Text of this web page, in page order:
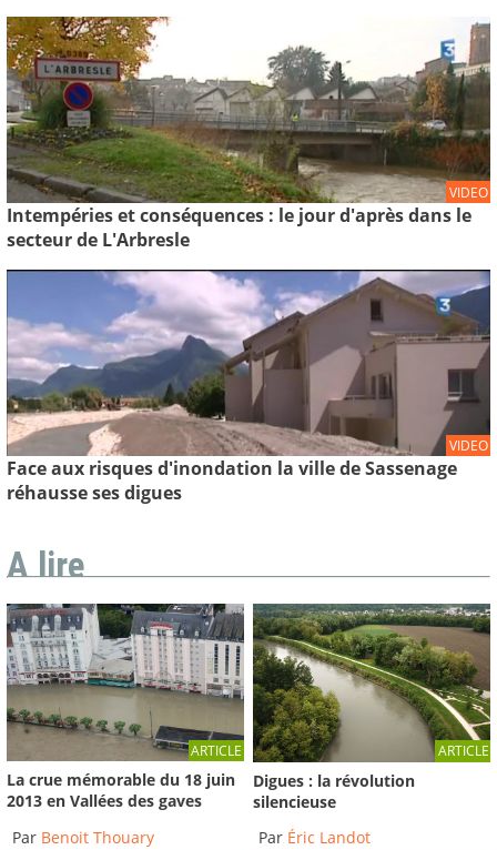
VIDEO
Intempéries et conséquences : le jour d'après dans le
secteur de L'Arbresle
VIDEO
Face aux risques d'inondation la ville de Sassenage
réhausse ses digues
A lire
ARTICLE
La crue mémorable du 18 juin
2013 en Vallées des gaves
Par Benoit Thouary
ARTICLE
Digues : la révolution
silencieuse
Par Éric Landot